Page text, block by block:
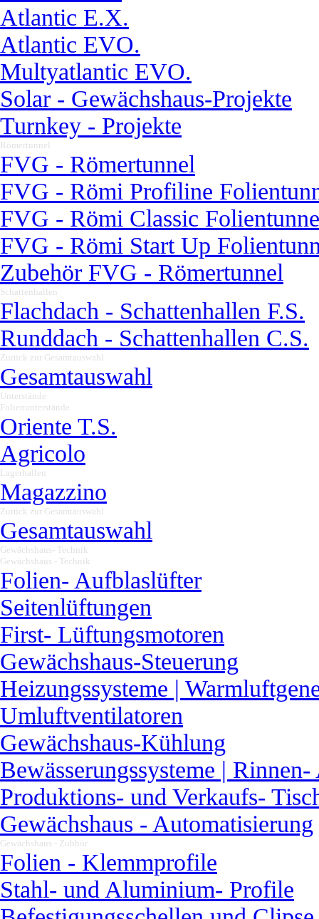
Atlantic E.X.
Atlantic EVO.
Multyatlantic EVO.
Solar - Gewächshaus-Projekte
Turnkey - Projekte
Römertunnel
FVG - Römertunnel
FVG - Römi Profiline
FVG - Römi Classic
FVG - Römi Start Up
Zubehör FVG - Römertunnel
Schattenhallen
Flachdach - Schattenhallen F.S.
Runddach - Schattenhallen C.S.
Zurück zur Gesamtauswahl
Gesamtauswahl
Unterstände
Folienunterstände
Oriente T.S.
Agricolo
Lagerhallen
Magazzino
Zurück zur Gesamtauswahl
Gesamtauswahl
Gewächshaus- Technik
Gewächshaus - Technik
Folien- Aufblaslüfter
Seitenlüftungen
First- Lüftungsmotoren
Gewächshaus-Steuerung
Heizungssysteme |
Umluftventilatoren
Gewächshaus-Kühlung
Bewässerungssysteme |
Produktions- und Verkaufs-
Gewächshaus - Automatisierung
Gewächshaus - Zubhör
Folien - Klemmprofile
Stahl- und Aluminium- Profile